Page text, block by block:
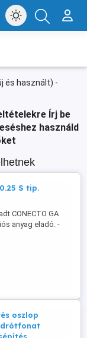
és használt) -
Írj be
használd
S tip.
CONECTO GA
anyag eladó. -
6 doboz -a
9 doboz (9x500
oszlop